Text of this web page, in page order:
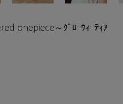
onepiece～ｸﾞﾛｰｳｨｰﾃｨｱ